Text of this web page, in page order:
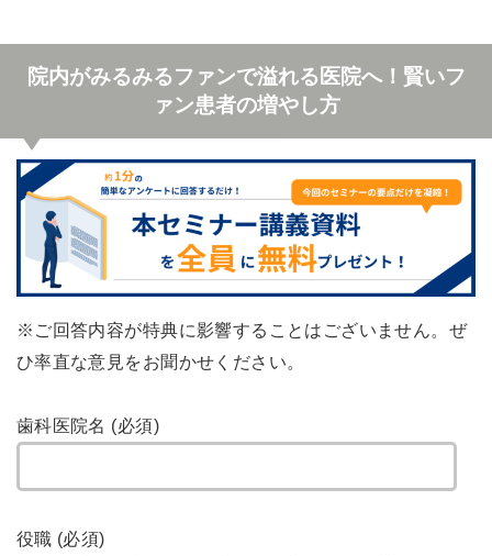
院内がみるみるファンで溢れる医院へ！賢いフ
ァン患者の増やし方
※ご回答内容が特典に影響することはございません。ぜ
ひ率直な意見をお聞かせください。
歯科医院名 (必須)
役職 (必須)